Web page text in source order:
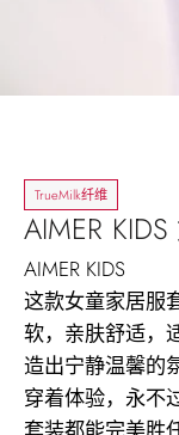
TrueMilk纤维
AIMER
AIMER KIDS
这款女童家居服
软，亲肤舒适，
造出宁静温馨的
穿着体验，永不